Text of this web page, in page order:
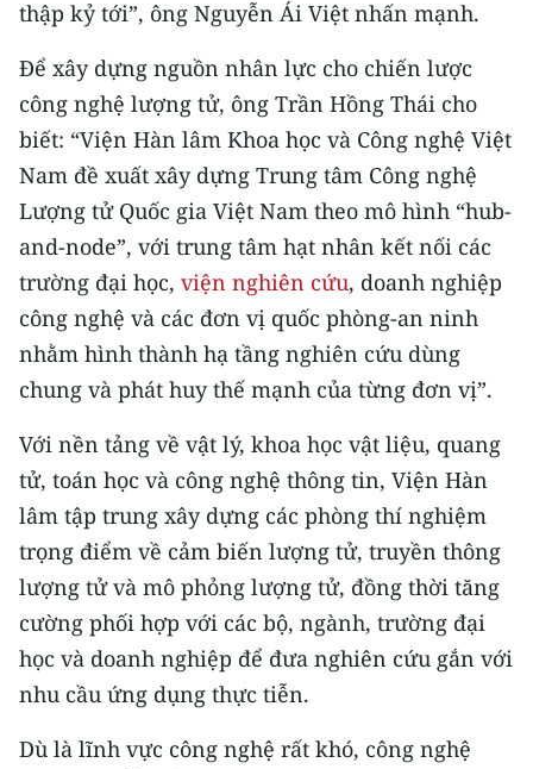
thập kỷ tới”, ông Nguyễn Ái Việt nhấn mạnh.
Để xây dựng nguồn nhân lực cho chiến lược
công nghệ lượng tử, ông Trần Hồng Thái cho
biết: “Viện Hàn lâm Khoa học và Công nghệ Việt
Nam đề xuất xây dựng Trung tâm Công nghệ
Lượng tử Quốc gia Việt Nam theo mô hình “hub-
and-node”, với trung tâm hạt nhân kết nối các
trường đại học, viện nghiên cứu, doanh nghiệp
công nghệ và các đơn vị quốc phòng-an ninh
nhằm hình thành hạ tầng nghiên cứu dùng
chung và phát huy thế mạnh của từng đơn vị”.
Với nền tảng về vật lý, khoa học vật liệu, quang
tử, toán học và công nghệ thông tin, Viện Hàn
lâm tập trung xây dựng các phòng thí nghiệm
trọng điểm về cảm biến lượng tử, truyền thông
lượng tử và mô phỏng lượng tử, đồng thời tăng
cường phối hợp với các bộ, ngành, trường đại
học và doanh nghiệp để đưa nghiên cứu gắn với
nhu cầu ứng dụng thực tiễn.
Dù là lĩnh vực công nghệ rất khó, công nghệ